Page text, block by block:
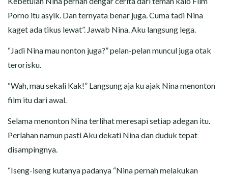
Porno itu asyik. Dan ternyata benar juga. Cuma tadi Nina
kaget ada tikus lewat”. Jawab Nina. Aku langsung lega.
“Jadi Nina mau nonton juga?” pelan-pelan muncul juga otak
terorisku.
“Wah, mau sekali Kak!” Langsung aja ku ajak Nina menonton
film itu dari awal.
Selama menonton Nina terlihat meresapi setiap adegan itu.
Perlahan namun pasti Aku dekati Nina dan duduk tepat
disampingnya.
“Iseng-iseng kutanya padanya “Nina pernah melakukan